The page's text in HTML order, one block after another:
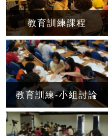
教育訓練課程
教育訓練-小組討論